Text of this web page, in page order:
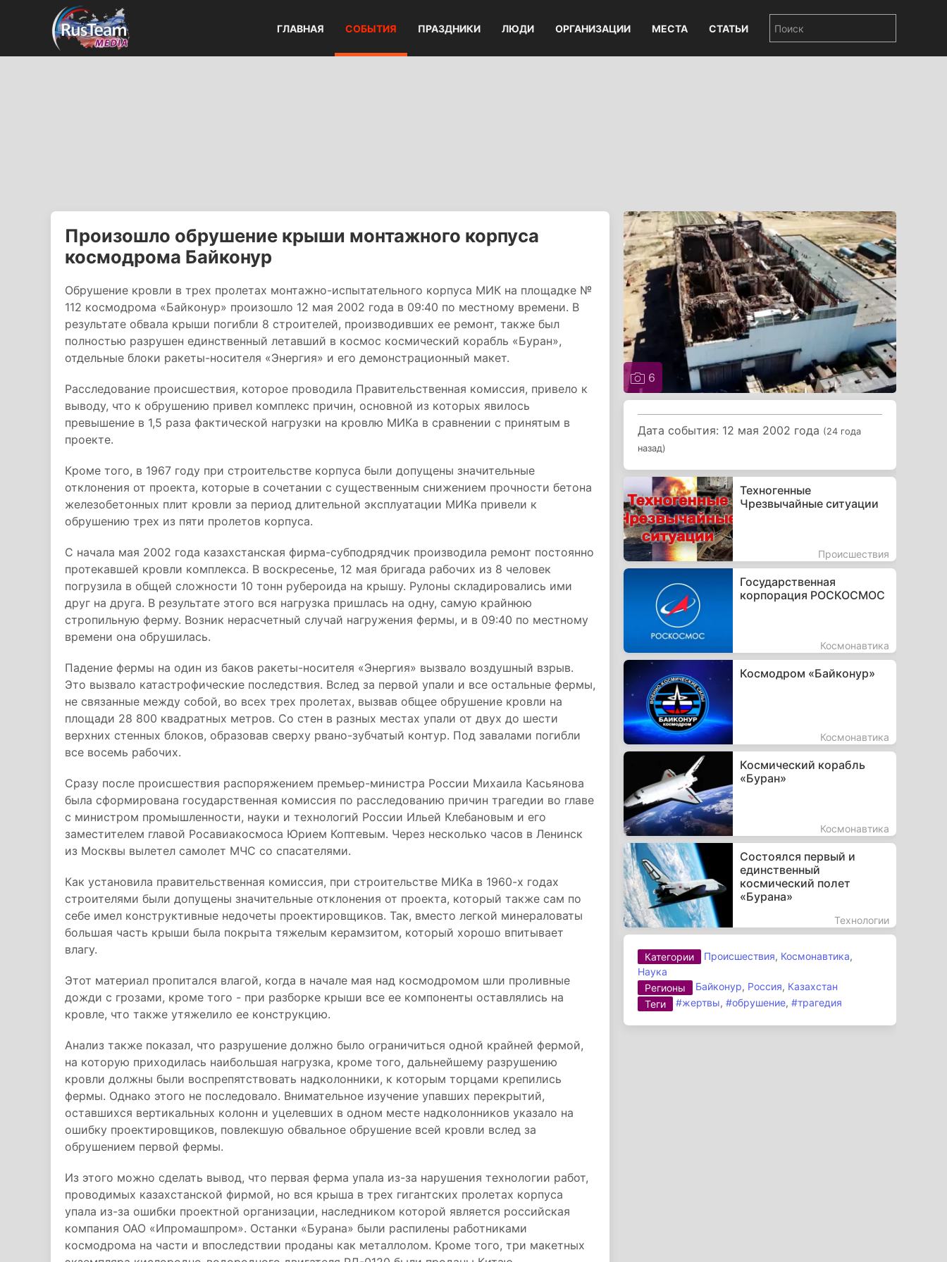
ГЛАВНАЯ СОБЫТИЯ ПРАЗДНИКИ ЛЮДИ ОРГАНИЗАЦИИ МЕСТА СТАТЬИ
Произошло обрушение крыши монтажного корпуса
космодрома Байконур
Обрушение кровли в трех пролетах монтажно-испытательного корпуса МИК на площадке №
112 космодрома «Байконур» произошло 12 мая 2002 года в 09:40 по местному времени. В
результате обвала крыши погибли 8 строителей, производивших ее ремонт, также был
полностью разрушен единственный летавший в космос космический корабль «Буран»,
отдельные блоки ракеты-носителя «Энергия» и его демонстрационный макет.
Расследование происшествия, которое проводила Правительственная комиссия, привело к
выводу, что к обрушению привел комплекс причин, основной из которых явилось
превышение в 1,5 раза фактической нагрузки на кровлю МИКа в сравнении с принятым в
проекте.
Кроме того, в 1967 году при строительстве корпуса были допущены значительные
отклонения от проекта, которые в сочетании с существенным снижением прочности бетона
железобетонных плит кровли за период длительной эксплуатации МИКа привели к
обрушению трех из пяти пролетов корпуса.
С начала мая 2002 года казахстанская фирма-субподрядчик производила ремонт постоянно
протекавшей кровли комплекса. В воскресенье, 12 мая бригада рабочих из 8 человек
погрузила в общей сложности 10 тонн рубероида на крышу. Рулоны складировались ими
друг на друга. В результате этого вся нагрузка пришлась на одну, самую крайнюю
стропильную ферму. Возник нерасчетный случай нагружения фермы, и в 09:40 по местному
времени она обрушилась.
Падение фермы на один из баков ракеты-носителя «Энергия» вызвало воздушный взрыв.
Это вызвало катастрофические последствия. Вслед за первой упали и все остальные фермы,
не связанные между собой, во всех трех пролетах, вызвав общее обрушение кровли на
площади 28 800 квадратных метров. Со стен в разных местах упали от двух до шести
верхних стенных блоков, образовав сверху рвано-зубчатый контур. Под завалами погибли
все восемь рабочих.
Сразу после происшествия распоряжением премьер-министра России Михаила Касьянова
была сформирована государственная комиссия по расследованию причин трагедии во главе
с министром промышленности, науки и технологий России Ильей Клебановым и его
заместителем главой Росавиакосмоса Юрием Коптевым. Через несколько часов в Ленинск
из Москвы вылетел самолет МЧС со спасателями.
Как установила правительственная комиссия, при строительстве МИКа в 1960-х годах
строителями были допущены значительные отклонения от проекта, который также сам по
себе имел конструктивные недочеты проектировщиков. Так, вместо легкой минераловаты
большая часть крыши была покрыта тяжелым керамзитом, который хорошо впитывает
влагу.
Этот материал пропитался влагой, когда в начале мая над космодромом шли проливные
дожди с грозами, кроме того - при разборке крыши все ее компоненты оставлялись на
кровле, что также утяжелило ее конструкцию.
Анализ также показал, что разрушение должно было ограничиться одной крайней фермой,
на которую приходилась наибольшая нагрузка, кроме того, дальнейшему разрушению
кровли должны были воспрепятствовать надколонники, к которым торцами крепились
фермы. Однако этого не последовало. Внимательное изучение упавших перекрытий,
оставшихся вертикальных колонн и уцелевших в одном месте надколонников указало на
ошибку проектировщиков, повлекшую обвальное обрушение всей кровли вслед за
обрушением первой фермы.
Из этого можно сделать вывод, что первая ферма упала из-за нарушения технологии работ,
проводимых казахстанской фирмой, но вся крыша в трех гигантских пролетах корпуса
упала из-за ошибки проектной организации, наследником которой является российская
компания ОАО «Ипромашпром». Останки «Бурана» были распилены работниками
космодрома на части и впоследствии проданы как металлолом. Кроме того, три макетных
6
Дата события: 12 мая 2002 года (24 года
назад)
Техногенные
Чрезвычайные ситуации
Происшествия
Государственная
корпорация РОСКОСМОС
Космонавтика
Космодром «Байконур»
Космонавтика
Космический корабль
«Буран»
Космонавтика
Состоялся первый и
единственный
космический полет
«Бурана»
Технологии
Категории Происшествия, Космонавтика,
Наука
Регионы
Байконур, Россия, Казахстан
Теги
#жертвы,#обрушение,#трагедия